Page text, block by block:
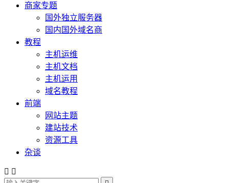
商家专题
国外独立服务器
国内国外域名商
教程
主机运维
主机文档
主机运用
域名教程
前端
网站主题
建站技术
资源工具
杂谈
 